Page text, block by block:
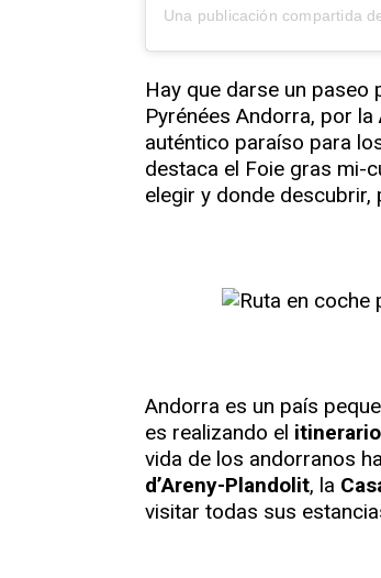
Una publicación compartida
Hay que darse un paseo
Pyrénées Andorra, por la
auténtico paraíso para
destaca el Foie gras mi-
elegir y donde descubrir,
Andorra es un país
es realizando el
vida de los andorranos
d’Areny-Plandolit, la
visitar todas sus